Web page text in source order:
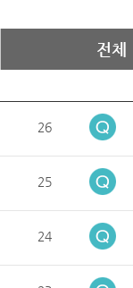
전체
26
25
24